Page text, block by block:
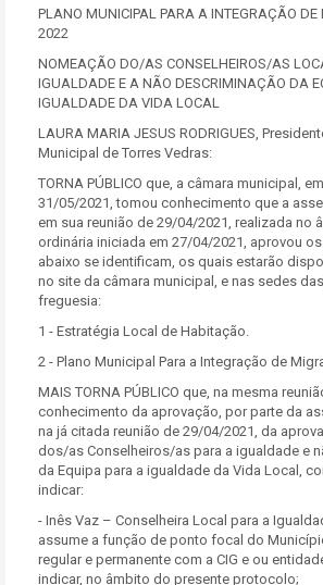
PLANO MUNICIPAL PARA A INTEGRAÇÃO
2022
NOMEAÇÃO DO/AS CONSELHEIROS/AS
IGUALDADE E A NÃO DESCRIMINAÇÃO DA
IGUALDADE DA VIDA LOCAL
LAURA MARIA JESUS RODRIGUES,
Municipal de Torres Vedras:
TORNA PÚBLICO que, a câmara municipal,
31/05/2021, tomou conhecimento que a
em sua reunião de 29/04/2021, realizada no
ordinária iniciada em 27/04/2021, aprovou
abaixo se identificam, os quais estarão
no site da câmara municipal, e nas sedes
freguesia:
1 - Estratégia Local de Habitação.
2 - Plano Municipal Para a Integração de
MAIS TORNA PÚBLICO que, na mesma
conhecimento da aprovação, por parte da
na já citada reunião de 29/04/2021, da
dos/as Conselheiros/as para a igualdade e
da Equipa para a igualdade da Vida Local,
indicar:
- Inês Vaz – Conselheira Local para a
assume a função de ponto focal do
regular e permanente com a CIG e ou
indicar, no âmbito do presente protocolo;